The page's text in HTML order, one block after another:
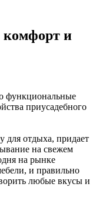
комфорт и
функциональные
приусадебного
для отдыха, придает
на свежем
на рынке
и правильно
любые вкусы и